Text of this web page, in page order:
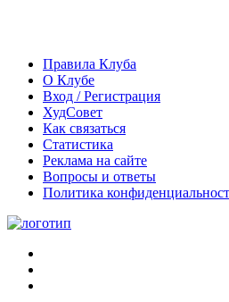
Правила Клуба
О Клубе
Вход / Регистрация
ХудСовет
Как связаться
Статистика
Реклама на сайте
Вопросы и ответы
Политика